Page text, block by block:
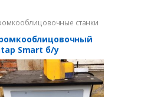
станки
Smart б/у